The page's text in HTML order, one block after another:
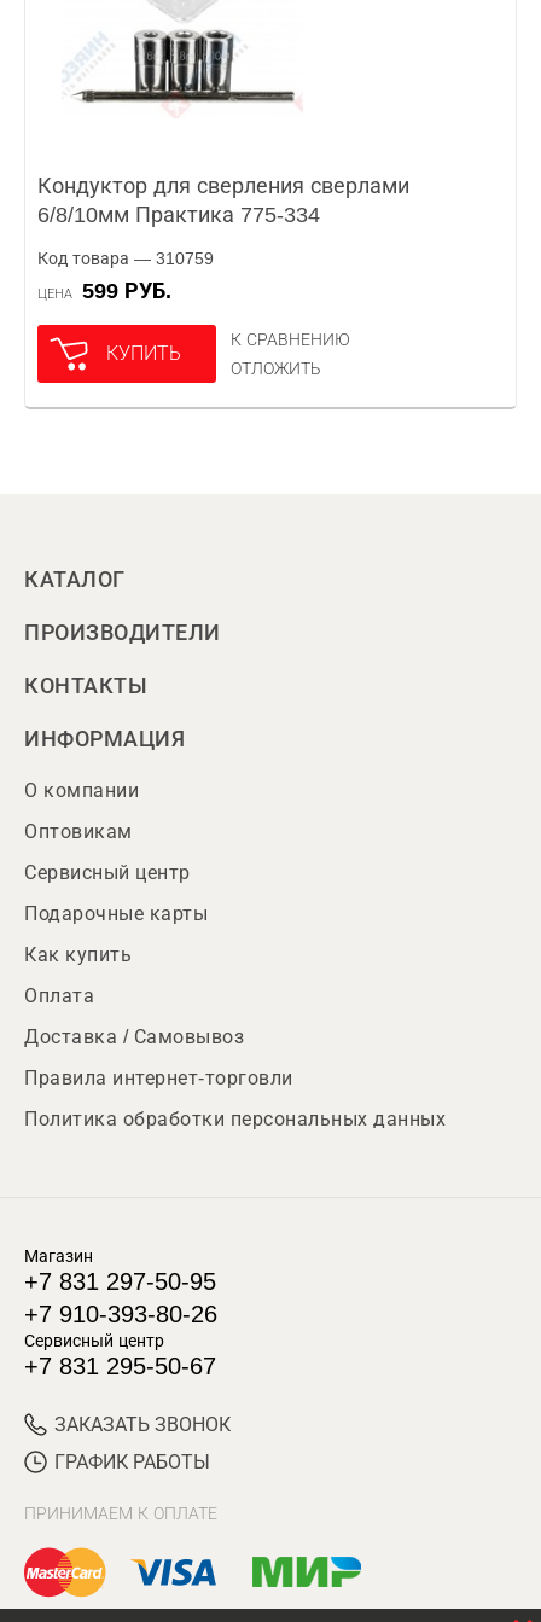
Кондуктор для сверления сверлами
6/8/10мм Практика 775-334
Код товара — 310759
ЦЕНА 599 РУБ.
КУПИТЬ
К СРАВНЕНИЮ
ОТЛОЖИТЬ
КАТАЛОГ
ПРОИЗВОДИТЕЛИ
КОНТАКТЫ
ИНФОРМАЦИЯ
О компании
Оптовикам
Сервисный центр
Подарочные карты
Как купить
Оплата
Доставка / Самовывоз
Правила интернет-торговли
Политика обработки персональных данных
Магазин
+7 831 297-50-95
+7 910-393-80-26
Сервисный центр
+7 831 295-50-67
ЗАКАЗАТЬ ЗВОНОК
ГРАФИК РАБОТЫ
ПРИНИМАЕМ К ОПЛАТЕ